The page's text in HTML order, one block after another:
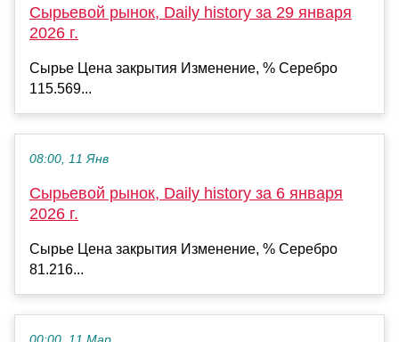
Сырьевой рынок, Daily history за 29 января
2026 г.
Сырье Цена закрытия Изменение, % Серебро
115.569...
08:00, 11 Янв
Сырьевой рынок, Daily history за 6 января
2026 г.
Сырье Цена закрытия Изменение, % Серебро
81.216...